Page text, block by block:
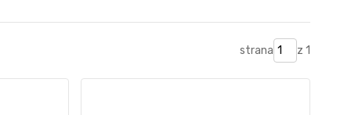
strana z 1